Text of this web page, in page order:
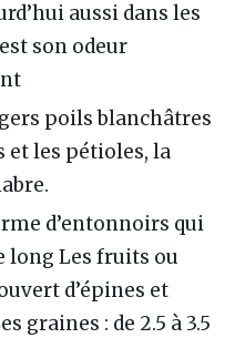
aussi dans les
son odeur
poils blanchâtres
et les pétioles, la
d’entonnoirs qui
long Les fruits ou
d’épines et
graines : de 2.5 à 3.5